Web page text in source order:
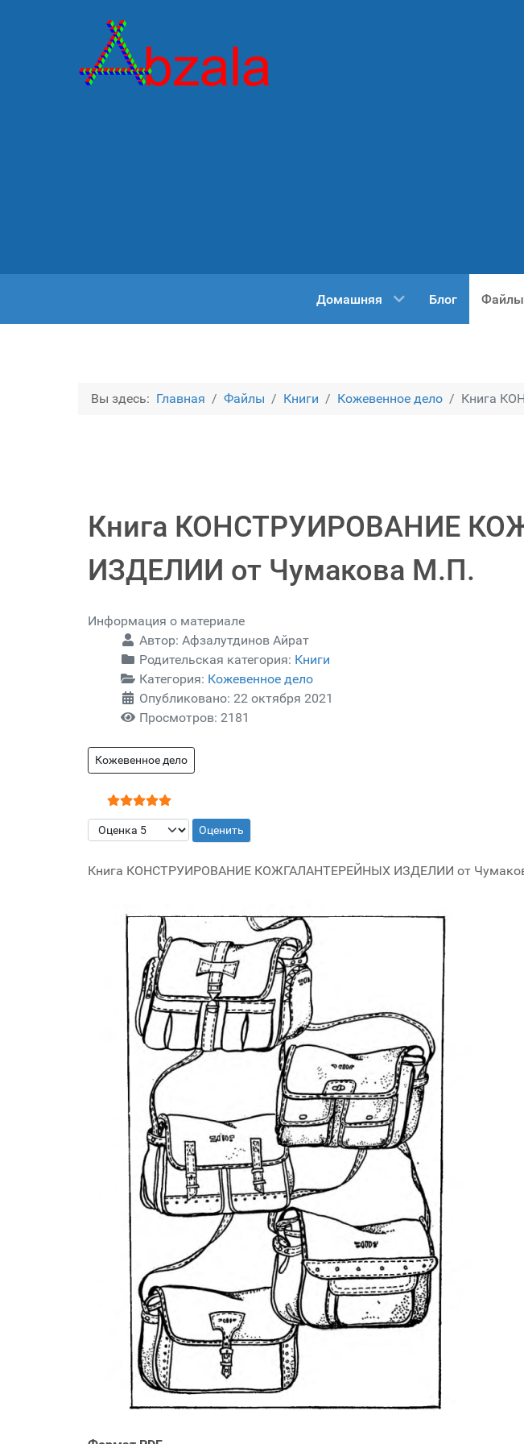
Домашняя Блог Файлы
Вы здесь: Главная Файлы Книги Кожевенное дело Книга
Книга КОНСТРУИРОВАНИЕ
ИЗДЕЛИИ от Чумакова М.П.
Информация о материале
Автор: Афзалутдинов Айрат
Родительская категория: Книги
Категория: Кожевенное дело
Опубликовано: 22 октября 2021
Просмотров: 2181
Кожевенное дело
Рейтинг:5/5
Пожалуйста, оцените
Книга КОНСТРУИРОВАНИЕ КОЖГАЛАНТЕРЕЙНЫХ ИЗДЕЛИИ от